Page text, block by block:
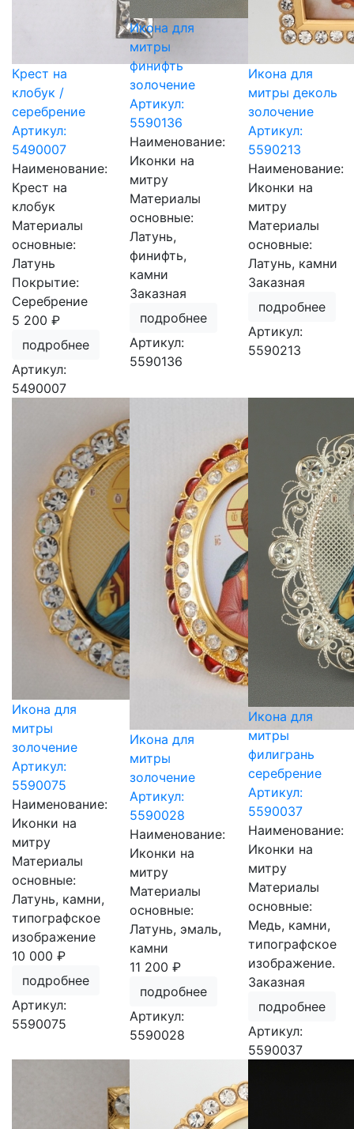
Крест на
клобук /
серебрение
Артикул:
5490007
Наименование:
Крест на
клобук
Материалы
основные:
Латунь
Покрытие:
Серебрение
5 200 ₽
подробнее
Артикул:
5490007
Икона для
митры
финифть
золочение
Артикул:
5590136
Наименование:
Иконки на
митру
Материалы
основные:
Латунь,
финифть,
камни
Заказная
подробнее
Артикул:
5590136
Икона для
митры деколь
золочение
Артикул:
5590213
Наименование:
Иконки на
митру
Материалы
основные:
Латунь, камни
Заказная
подробнее
Артикул:
5590213
Икона для
митры
золочение
Артикул:
5590075
Наименование:
Иконки на
митру
Материалы
основные:
Латунь, камни,
типографское
изображение
10 000 ₽
подробнее
Артикул:
5590075
Икона для
митры
золочение
Артикул:
5590028
Наименование:
Иконки на
митру
Материалы
основные:
Латунь, эмаль,
камни
11 200 ₽
подробнее
Артикул:
5590028
Икона для
митры
филигрань
серебрение
Артикул:
5590037
Наименование:
Иконки на
митру
Материалы
основные:
Медь, камни,
типографское
изображение.
Заказная
подробнее
Артикул:
5590037